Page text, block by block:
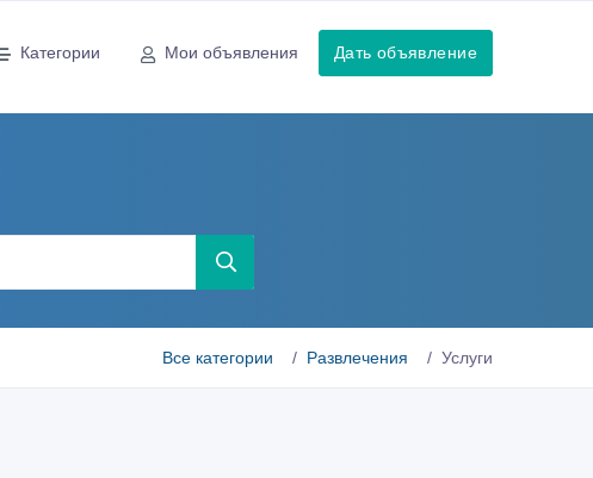
Категории Мои объявления Дать объявление
Все категории Развлечения Услуги